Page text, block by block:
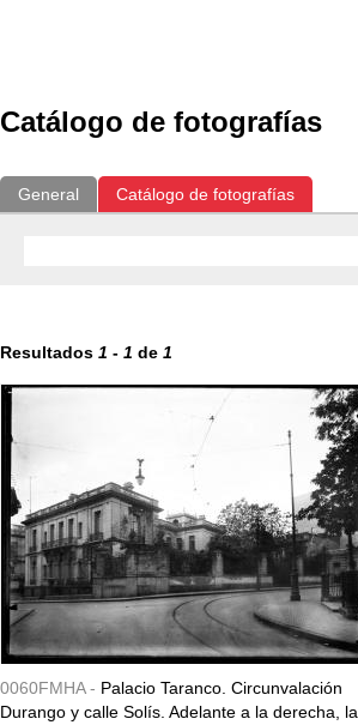
Catálogo de fotografías
General Catálogo de fotografías
Resultados 1 - 1 de 1
0060FMHA - Palacio Taranco. Circunvalación
Durango y calle Solís. Adelante a la derecha, la